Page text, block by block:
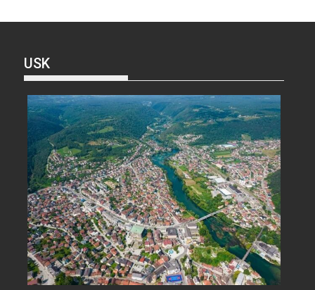
USK